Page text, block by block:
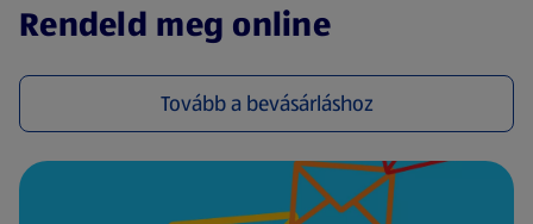
Rendeld meg online
Tovább a bevásárláshoz
(új oldalon nyílik meg)